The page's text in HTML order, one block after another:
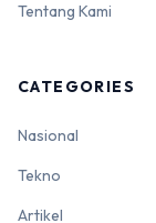
Tentang Kami
CATEGORIES
Nasional
Tekno
Artikel